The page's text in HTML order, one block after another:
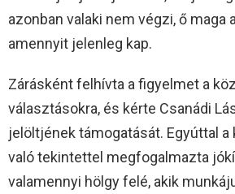
azonban valaki nem végzi, ő maga
amennyit jelenleg kap.
Zárásként felhívta a figyelmet a
választásokra, és kérte Csanádi
jelöltjének támogatását. Egyúttal a
való tekintettel megfogalmazta
valamennyi hölgy felé, akik